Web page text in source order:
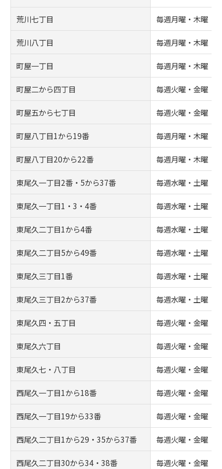
荒川七丁目 毎週月曜・木曜
荒川八丁目 毎週月曜・木曜
町屋一丁目 毎週月曜・木曜
町屋二から四丁目 毎週火曜・金曜
町屋五から七丁目 毎週火曜・金曜
町屋八丁目1から19番 毎週月曜・木曜
町屋八丁目20から22番 毎週月曜・木曜
東尾久一丁目2番・5から37番 毎週水曜・土曜
東尾久一丁目1・3・4番 毎週水曜・土曜
東尾久二丁目1から4番 毎週水曜・土曜
東尾久二丁目5から49番 毎週水曜・土曜
東尾久三丁目1番 毎週水曜・土曜
東尾久三丁目2から37番 毎週水曜・土曜
東尾久四・五丁目 毎週火曜・金曜
東尾久六丁目 毎週火曜・金曜
東尾久七・八丁目 毎週火曜・金曜
西尾久一丁目1から18番 毎週火曜・金曜
西尾久一丁目19から33番 毎週火曜・金曜
西尾久二丁目1から29・35から37番 毎週火曜・金曜
西尾久二丁目30から34・38番 毎週火曜・金曜